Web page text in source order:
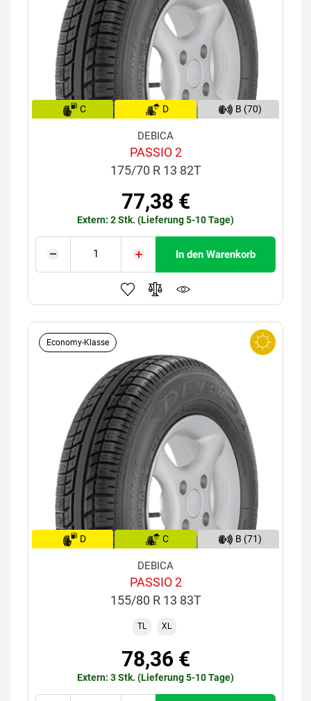
C D B (70)
DEBICA
PASSIO 2
175/70 R 13 82T
77,38 €
Extern: 2 Stk. (Lieferung 5-10 Tage)
In den Warenkorb
Economy-Klasse
D C B (71)
DEBICA
PASSIO 2
155/80 R 13 83T
TL XL
78,36 €
Extern: 3 Stk. (Lieferung 5-10 Tage)